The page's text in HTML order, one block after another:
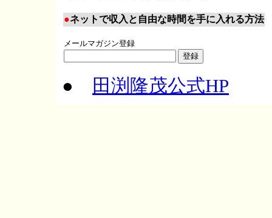
●ネットで収入と自由な時間を手に入れる方法
メールマガジン登録
● 田渕隆茂公式HP